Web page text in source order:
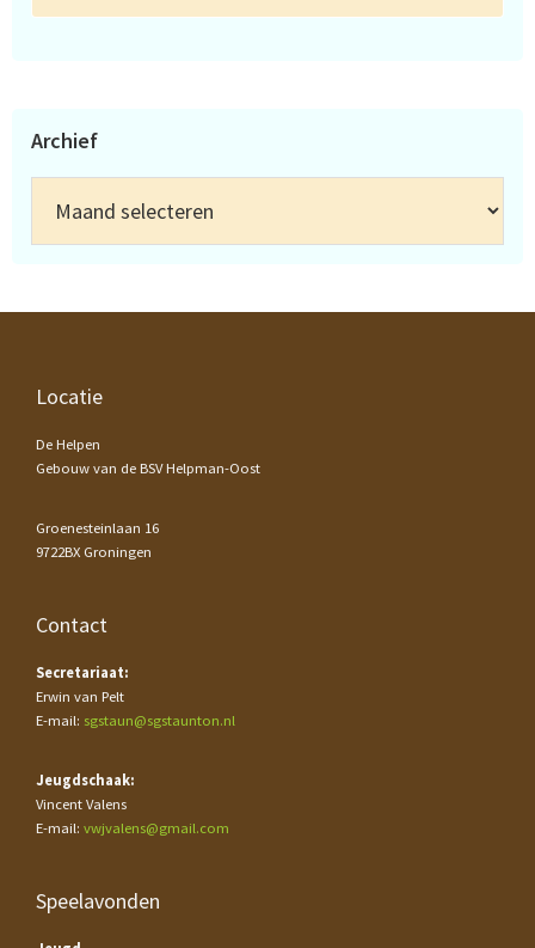
Archief
Footer
Locatie
De Helpen
Gebouw van de BSV Helpman-Oost
Groenesteinlaan 16
9722BX Groningen
Contact
Secretariaat:
Erwin van Pelt
E-mail: sgstaun@sgstaunton.nl
Jeugdschaak:
Vincent Valens
E-mail: vwjvalens@gmail.com
Speelavonden